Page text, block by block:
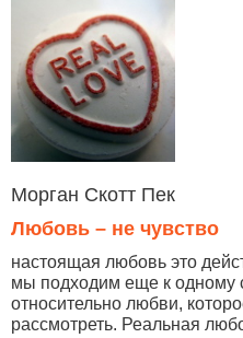
Морган Скотт Пек
Любовь – не чувство
настоящая любовь это
мы подходим еще к одному
относительно любви,
рассмотреть. Реальная